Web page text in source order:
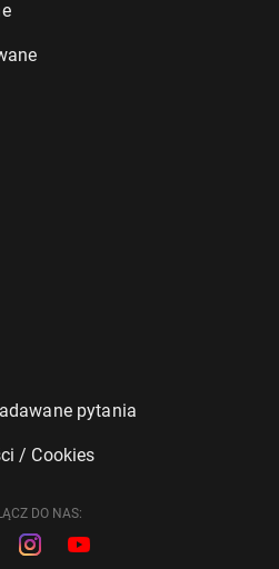
pytania
/ Cookies
DO NAS: